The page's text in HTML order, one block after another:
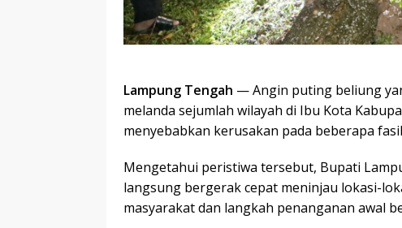
Lampung Tengah — Angin puting beliung
melanda sejumlah wilayah di Ibu Kota
menyebabkan kerusakan pada beberapa
Mengetahui peristiwa tersebut, Bupati
langsung bergerak cepat meninjau lokasi-
masyarakat dan langkah penanganan awal